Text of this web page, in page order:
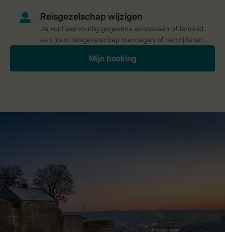
Je kunt eenvoudig gegevens aanpassen of iemand
aan jouw reisgezelschap toevoegen of verwijderen.
Mijn boeking